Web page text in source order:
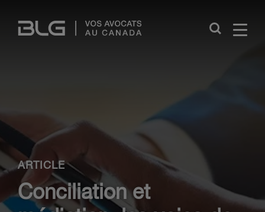
Links
Close
ARTICLE
Conciliation et